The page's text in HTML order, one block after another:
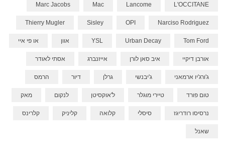
L'OCCITANE
Lancome
Mac
Marc Jacobs
Narciso Rodriguez
OPI
Sisley
Thierry Mugler
Tom Ford
Urban Decay
YSL אוון או פי איי
אורבן דיקיי איב סאן לורן אייזנברג אסתי לאודר
ג'ורג'יו ארמאני ג'יבנשי גרלן דיור הרמס
טום פורד טיירי מוגלר ל'אוקסיטן לנקום מאק
נרסיסו רודריגז סיסלי קלואה קליניק קלרינס
שאנל